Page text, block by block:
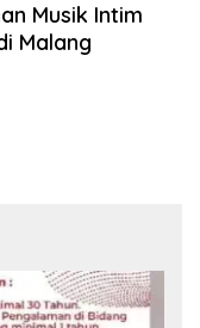
Musik Intim
Malang